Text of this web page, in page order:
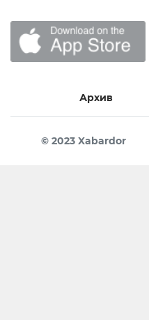
Архив
© 2023 Xabardor